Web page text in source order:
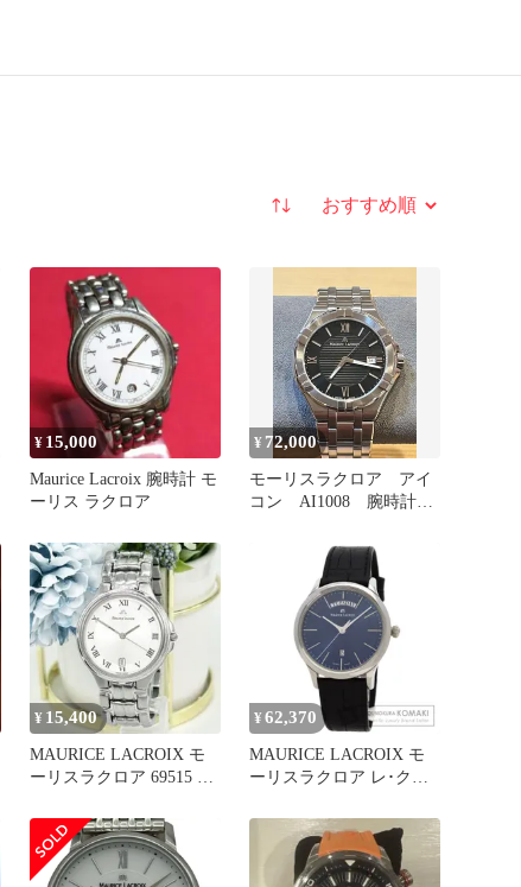
並び替え
¥ 15,000
Maurice Lacroix 腕時計 モ
ーリス ラクロア
¥ 72,000
モーリスラクロア アイ
コン AI1008 腕時計
¥ 15,400
MAURICE LACROIX モ
ーリスラクロア 69515 ク
¥ 62,370
MAURICE LACROIX モ
ーリスラクロア レ･クラ
ズ [中古]